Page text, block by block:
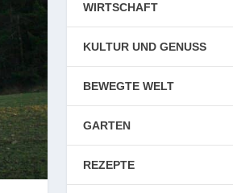
WIRTSCHAFT
KULTUR UND GENUSS
BEWEGTE WELT
GARTEN
REZEPTE